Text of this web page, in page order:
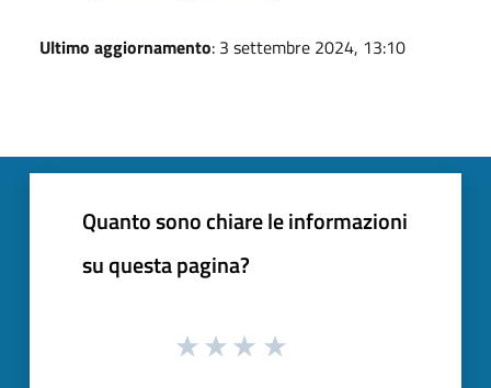
Ultimo aggiornamento: 3 settembre 2024, 13:10
Quanto sono chiare le informazioni
su questa pagina?